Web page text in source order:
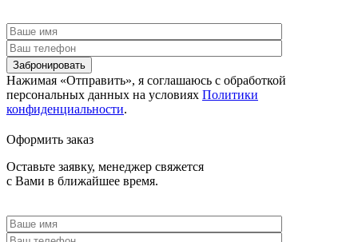
Забронировать
Нажимая «Отправить», я соглашаюсь c обработкой
персональных данных на условиях Политики
конфиденциальности.
Оформить заказ
Оставьте заявку, менеджер свяжется
с Вами в ближайшее время.